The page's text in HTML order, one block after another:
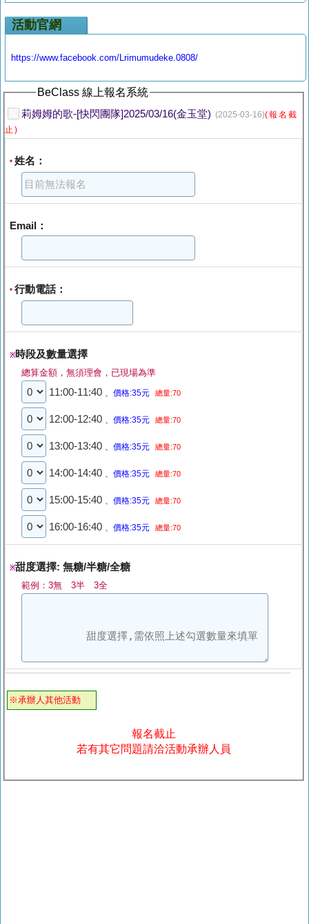
活動官網
https://www.facebook.com/Lrimumudeke.0808/
BeClass 線上報名系統
莉姆姆的歌-[快閃團隊]2025/03/16(金玉堂) (2025-03-16)(報名截
止)
* 姓名：
Email：
* 行動電話：
※時段及數量選擇
總算金額，無須理會，已現場為準
11:00-11:40 、價格:35元 總量:70
12:00-12:40 、價格:35元 總量:70
13:00-13:40 、價格:35元 總量:70
14:00-14:40 、價格:35元 總量:70
15:00-15:40 、價格:35元 總量:70
16:00-16:40 、價格:35元 總量:70
※ 甜度選擇: 無糖/半糖/全糖
範例：3無 3半 3全
※承辦人其他活動
報名截止
若有其它問題請洽活動承辦人員